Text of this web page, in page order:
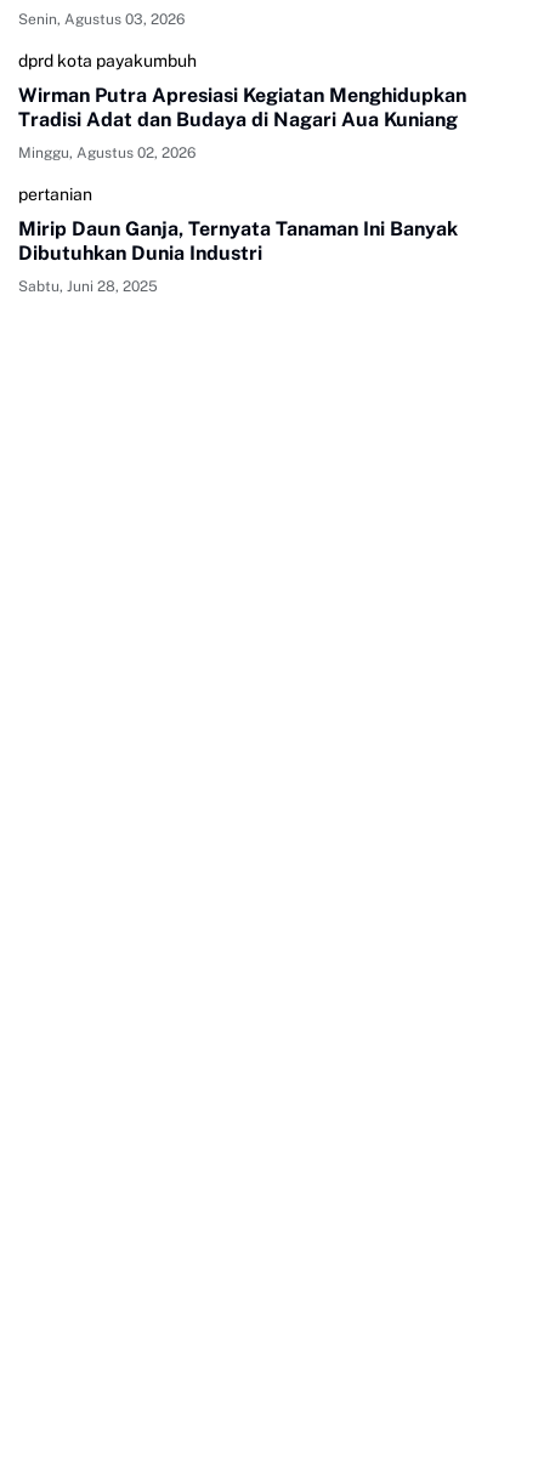
Senin, Agustus 03, 2026
dprd kota payakumbuh
Wirman Putra Apresiasi Kegiatan Menghidupkan
Tradisi Adat dan Budaya di Nagari Aua Kuniang
Minggu, Agustus 02, 2026
pertanian
Mirip Daun Ganja, Ternyata Tanaman Ini Banyak
Dibutuhkan Dunia Industri
Sabtu, Juni 28, 2025